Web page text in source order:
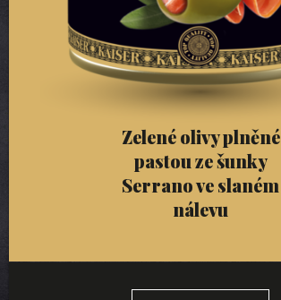
Zelené olivy plněné
pastou ze šunky
Serrano ve slaném
nálevu